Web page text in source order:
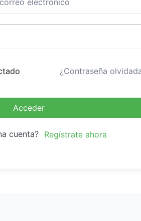
¿Contraseña
Acceder
cuenta? Regístrate ahora